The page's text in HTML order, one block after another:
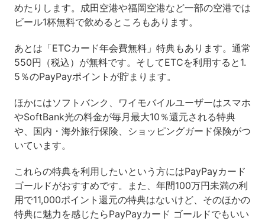
めたりします。成田空港や福岡空港など一部の空港では
ビール1杯無料で飲めるところもあります。
あとは「ETCカード年会費無料」特典もあります。通常
550円（税込）が無料です。そしてETCを利用すると1.
5％のPayPayポイントが貯まります。
ほかにはソフトバンク、ワイモバイルユーザーはスマホ
やSoftBank光の料金が毎月最大10％還元される特典
や、国内・海外旅行保険、ショッピングガード保険がつ
いています。
これらの特典を利用したいという方にはPayPayカード
ゴールドがおすすめです。また、年間100万円未満の利
用で11,000ポイント還元の特典はないけど、そのほかの
特典に魅力を感じたらPayPayカード ゴールドでもいい